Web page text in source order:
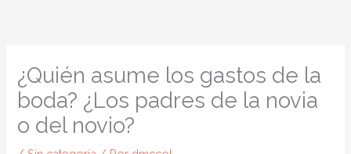
¿Quién asume los gastos de la
boda? ¿Los padres de la novia
o del novio?